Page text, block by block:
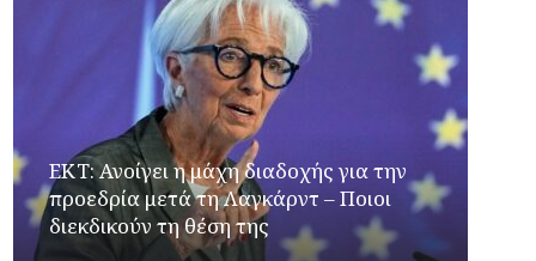
ΕΚΤ: Ανοίγει η μάχη διαδοχής για την
προεδρία μετά τη Λαγκάρντ – Ποιοι
διεκδικούν τη θέση της